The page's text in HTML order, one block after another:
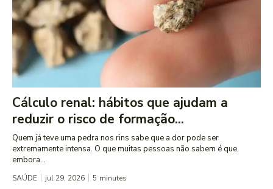
Cálculo renal: hábitos que ajudam a
reduzir o risco de formação...
Quem já teve uma pedra nos rins sabe que a dor pode ser
extremamente intensa. O que muitas pessoas não sabem é que,
embora...
SAÚDE jul 29, 2026 5 minutes